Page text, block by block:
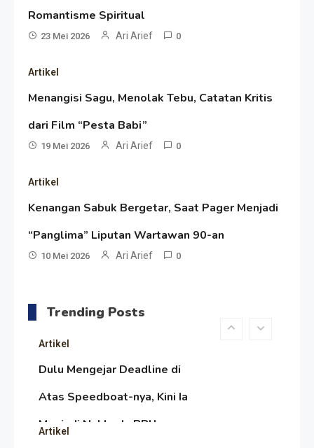
Romantisme Spiritual
23 Mei 2026 Ari Arief 0
Artikel
Menangisi Sagu, Menolak Tebu, Catatan Kritis
dari Film “Pesta Babi”
19 Mei 2026 Ari Arief 0
Artikel
Kenangan Sabuk Bergetar, Saat Pager Menjadi
“Panglima” Liputan Wartawan 90-an
10 Mei 2026 Ari Arief 0
Trending Posts
Seri 1: Republik Karang
Non-Blok ke Go-Blok!
Menelusuri Akar Sejarah Ulang
Pengesahan UU 7/2002
Gareng Lebih Sibuk Orasi
Artikel
Melambai, Upaya Ronggeng
Paser Melawan Arus Zaman
Popular
Artikel
Dulu Mengejar Deadline di
Atas Speedboat-nya, Kini Ia
Menjadi Nakhoda PPU
Artikel